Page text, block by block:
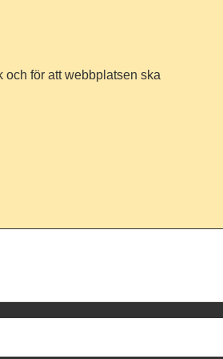
för att webbplatsen ska